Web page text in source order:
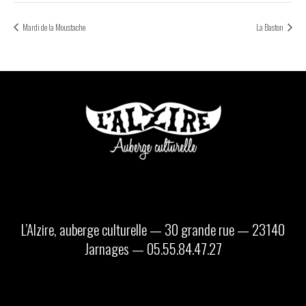
Mardi de la Moustache La Baston
L’Alzire, auberge culturelle — 30 grande rue — 23140
Jarnages — 05.55.84.47.27